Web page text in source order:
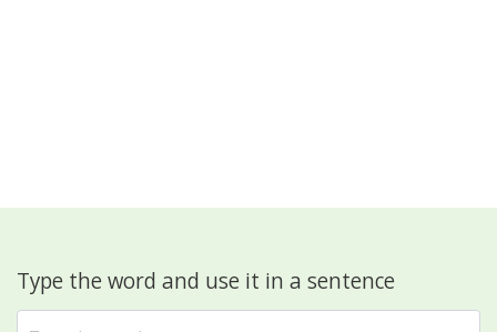
Type the word and use it in a sentence